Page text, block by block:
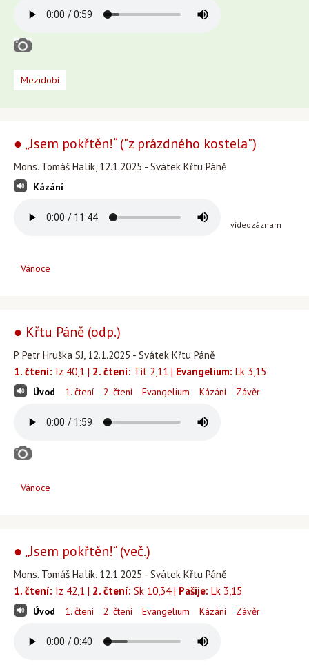
Mezidobí
● „Jsem pokřtěn!“ ("z prázdného kostela")
Mons. Tomáš Halík, 12.1.2025 - Svátek Křtu Páně
Kázání
videozáznam
Vánoce
● Křtu Páně (odp.)
P. Petr Hruška SJ, 12.1.2025 - Svátek Křtu Páně
1. čtení: Iz 40,1 | 2. čtení: Tit 2,11 | Evangelium: Lk 3,15
Úvod 1. čtení 2. čtení Evangelium Kázání Závěr
Vánoce
● „Jsem pokřtěn!“ (več.)
Mons. Tomáš Halík, 12.1.2025 - Svátek Křtu Páně
1. čtení: Iz 42,1 | 2. čtení: Sk 10,34 | Pašije: Lk 3,15
Úvod 1. čtení 2. čtení Evangelium Kázání Závěr